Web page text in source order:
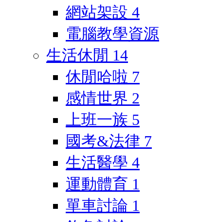
網站架設 4
電腦教學資源
生活休閒 14
休閒哈啦 7
感情世界 2
上班一族 5
國考&法律 7
生活醫學 4
運動體育 1
單車討論 1